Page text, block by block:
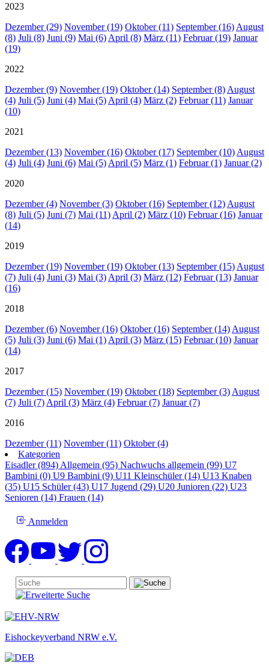
2023
Dezember (29) November (19) Oktober (11) September (16) August
(8) Juli (8) Juni (9) Mai (6) April (8) März (11) Februar (19) Januar
(19)
2022
Dezember (9) November (19) Oktober (14) September (8) August
(4) Juli (5) Juni (4) Mai (5) April (4) März (2) Februar (11) Januar
(10)
2021
Dezember (13) November (16) Oktober (17) September (10) August
(4) Juli (4) Juni (6) Mai (5) April (5) März (1) Februar (1) Januar (2)
2020
Dezember (4) November (3) Oktober (16) September (12) August
(8) Juli (5) Juni (7) Mai (11) April (2) März (10) Februar (16) Januar
(14)
2019
Dezember (19) November (19) Oktober (13) September (15) August
(7) Juli (4) Juni (3) Mai (3) April (3) März (12) Februar (13) Januar
(16)
2018
Dezember (6) November (16) Oktober (16) September (14) August
(5) Juli (3) Juni (6) Mai (1) April (3) März (15) Februar (10) Januar
(14)
2017
Dezember (15) November (19) Oktober (18) September (3) August
(7) Juli (7) April (3) März (4) Februar (7) Januar (7)
2016
Dezember (11) November (11) Oktober (4)
Kategorien
Eisadler (894) Allgemein (95) Nachwuchs allgemein (99) U7
Bambini (0) U9 Bambini (9) U11 Kleinschüler (14) U13 Knaben
(35) U15 Schüler (43) U17 Jugend (29) U20 Junioren (22) U23
Senioren (14) Frauen (14)
Anmelden
Eishockeyverband NRW e.V.